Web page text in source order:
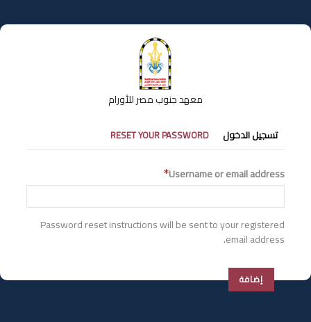
إلى
المحتوى
معهد جنوب مصر للأورام
التبويبات
الأساسية
تسجيل الدخول RESET YOUR PASSWORD
Username or email address
Password reset instructions will be sent to your registered
email address.